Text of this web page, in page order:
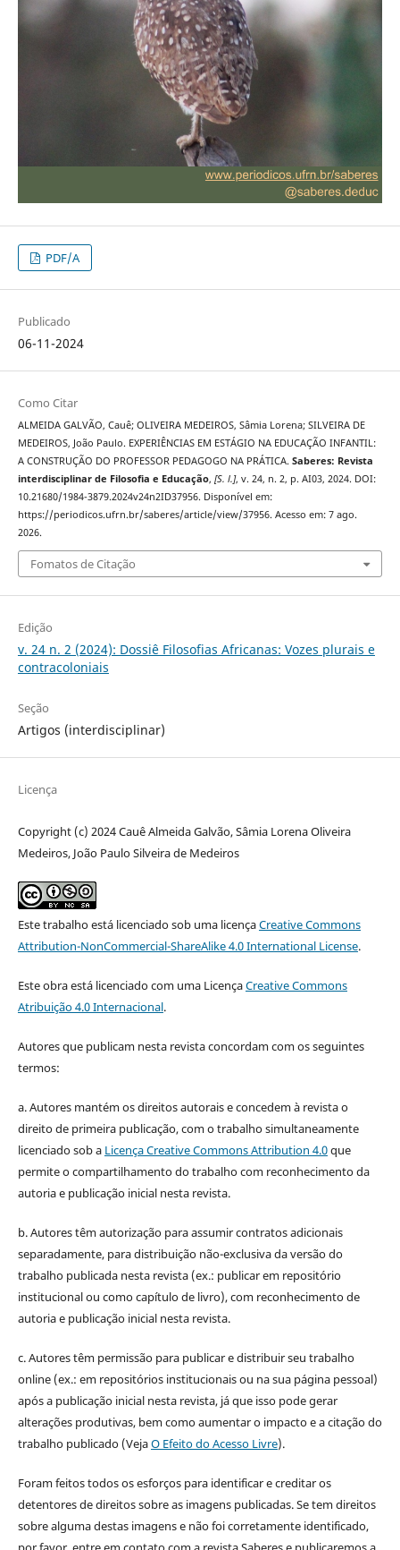
PDF/A
Publicado
06-11-2024
Como Citar
ALMEIDA GALVÃO, Cauê; OLIVEIRA MEDEIROS, Sâmia Lorena; SILVEIRA DE
MEDEIROS, João Paulo. EXPERIÊNCIAS EM ESTÁGIO NA EDUCAÇÃO INFANTIL:
A CONSTRUÇÃO DO PROFESSOR PEDAGOGO NA PRÁTICA. Saberes: Revista
interdisciplinar de Filosofia e Educação, [S. l.], v. 24, n. 2, p. AI03, 2024. DOI:
10.21680/1984-3879.2024v24n2ID37956. Disponível em:
https://periodicos.ufrn.br/saberes/article/view/37956. Acesso em: 7 ago.
2026.
Fomatos de Citação
Edição
v. 24 n. 2 (2024): Dossiê Filosofias Africanas: Vozes plurais e
contracoloniais
Seção
Artigos (interdisciplinar)
Licença
Copyright (c) 2024 Cauê Almeida Galvão, Sâmia Lorena Oliveira
Medeiros, João Paulo Silveira de Medeiros
Este trabalho está licenciado sob uma licençaCreative Commons
Attribution-NonCommercial-ShareAlike 4.0 International License.
Este obra está licenciado com uma LicençaCreative Commons
Atribuição 4.0 Internacional.
Autores que publicam nesta revista concordam com os seguintes
termos:
a. Autores mantém os direitos autorais e concedem à revista o
direito de primeira publicação, com o trabalho simultaneamente
licenciado sob a Licença Creative Commons Attribution 4.0que
permite o compartilhamento do trabalho com reconhecimento da
autoria e publicação inicial nesta revista.
b. Autores têm autorização para assumir contratos adicionais
separadamente, para distribuição não-exclusiva da versão do
trabalho publicada nesta revista (ex.: publicar em repositório
institucional ou como capítulo de livro), com reconhecimento de
autoria e publicação inicial nesta revista.
c. Autores têm permissão para publicar e distribuir seu trabalho
online (ex.: em repositórios institucionais ou na sua página pessoal)
após a publicação inicial nesta revista, já que isso pode gerar
alterações produtivas, bem como aumentar o impacto e a citação do
trabalho publicado (VejaO Efeito do Acesso Livre).
Foram feitos todos os esforços para identificar e creditar os
detentores de direitos sobre as imagens publicadas. Se tem direitos
sobre alguma destas imagens e não foi corretamente identificado,